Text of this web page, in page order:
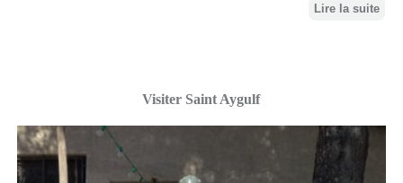
Lire la suite
Visiter Saint Aygulf